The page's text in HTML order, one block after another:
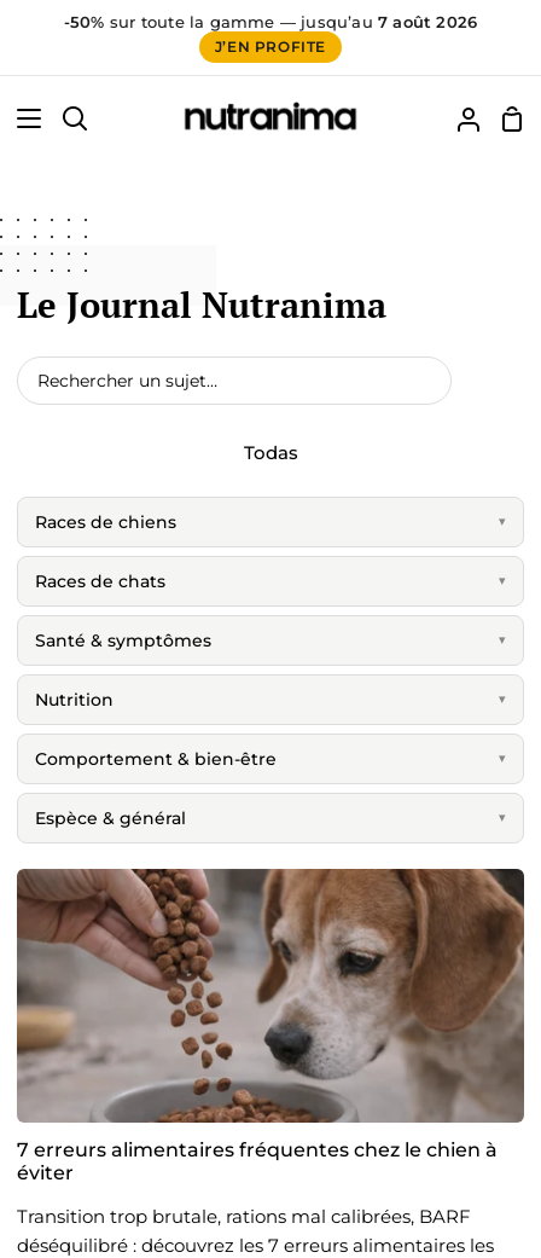
-50% sur toute la gamme — jusqu’au 7 août 2026
J’EN PROFITE
directamente
Buscar
Mi
Le Journal Nutranima
Todas
Races de chiens ▾
Races de chats ▾
Santé & symptômes ▾
Nutrition ▾
Comportement & bien-être ▾
Espèce & général ▾
7 erreurs alimentaires fréquentes chez le chien à
éviter
Transition trop brutale, rations mal calibrées, BARF
déséquilibré : découvrez les 7 erreurs alimentaires les